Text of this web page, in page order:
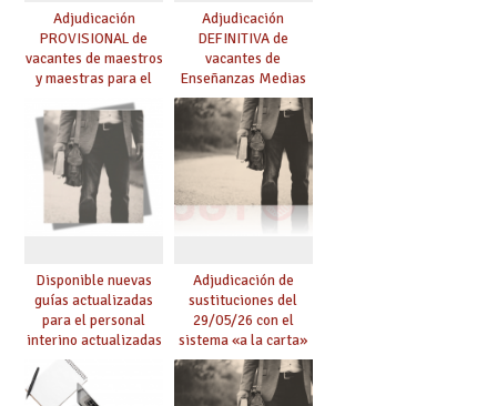
Adjudicación
PROVISIONAL de
vacantes de maestros
y maestras para el
curso 26-27
Adjudicación
DEFINITIVA de
vacantes de
Enseñanzas Medias
para el curso 26-27
Disponible nuevas
guías actualizadas
para el personal
interino actualizadas
para el curso 26/27
Adjudicación de
sustituciones del
29/05/26 con el
sistema «a la carta»
conseguido con el
Acuerdo de Mejoras